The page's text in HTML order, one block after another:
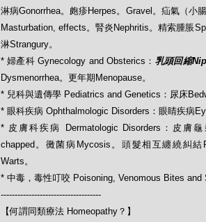
淋病Gonorrhea。皰疹Herpes。Gravel。疝氣（小
Masturbation, effects。腎炎Nephritis。精索腫脹
淋Strangury。
* 婦產科 Gynecology and Obsterics： 乳頭回縮
Dysmenorrhea。更年期Menopause。
* 兒科與遺傳學 Pediatrics and Genetics：尿床
* 眼科疾病 Ophthalmologic Disorders：眼睛疾病
* 皮膚科疾病 Dermatologic Disorders：皮膚
chapped。黴菌病Mycosis。頭髮相互纏繞糾
Warts。
* 中毒，毒性叮咬 Poisoning, Venomous Bites and
------------------------------------
【何謂同類療法 Homeopathy？】